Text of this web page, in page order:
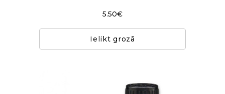
5.50€
Ielikt grozā